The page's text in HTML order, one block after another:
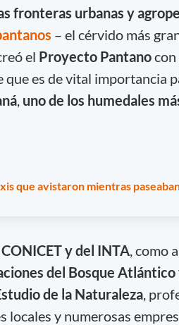
fronteras urbanas y
– el cérvido más
el Proyecto Pantano
es de vital importancia
, uno de los humedales
que avistaron mientras
y del INTA, como
del Bosque Atlántico
de la Naturaleza,
y numerosas